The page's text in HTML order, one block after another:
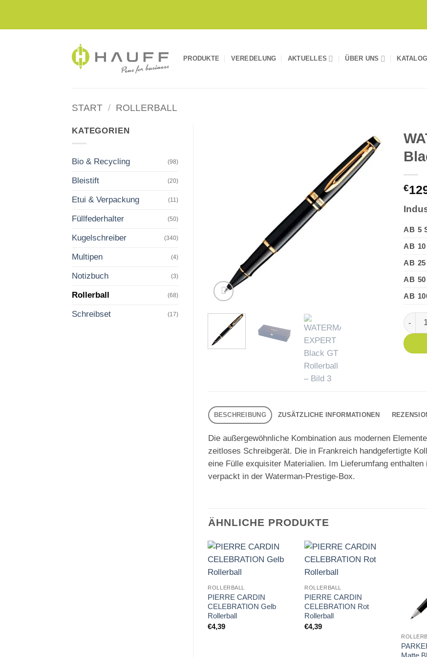
springen
PRODUKTE VEREDELUNG AKTUELLES ÜBER UNS
START / ROLLERBALL
KATEGORIEN
Bio & Recycling (98)
Bleistift (20)
Etui & Verpackung (11)
Füllfederhalter (50)
Kugelschreiber (340)
Multipen (4)
Notizbuch (3)
Rollerball (68)
Schreibset (17)
Auf die
Merkliste
€
AB 5
AB
AB
AB
AB
BESCHREIBUNG ZUSÄTZLICHE INFORMATIONEN
Die außergewöhnliche Kombination aus modernen
zeitloses Schreibgerät. Die in Frankreich handgefertigte
eine Fülle exquisiter Materialien. Im Lieferumfang
verpackt in der Waterman-Prestige-Box.
ÄHNLICHE PRODUKTE
ROLLERBALL
PIERRE CARDIN
CELEBRATION Gelb
Rollerball
€4,39
ROLLERBALL
PIERRE CARDIN
CELEBRATION Rot
Rollerball
€4,39